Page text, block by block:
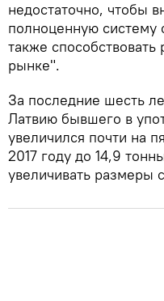
недостаточно, чтобы
полноценную систему
также
рынке".
За последние шесть
Латвию бывшего в
увеличился почти на
2017 году до 14,9
увеличивать размеры